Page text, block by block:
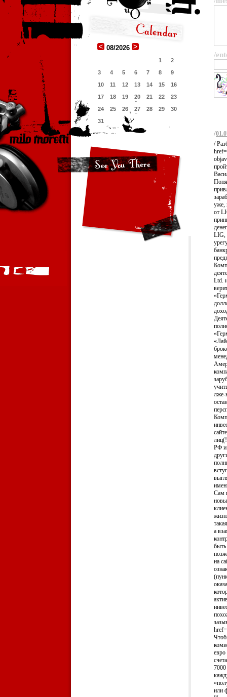
08/2026
1
2
3
4 5 6 7 8
9
10
11 12 13 14 15
16
17
18 19 20 21 22
23
24
25 26 27 28 29
30
31
/
/
/
уже,
от
LIG,
Ltd.
лже-
РФ и
Сам
а
на
7000
или